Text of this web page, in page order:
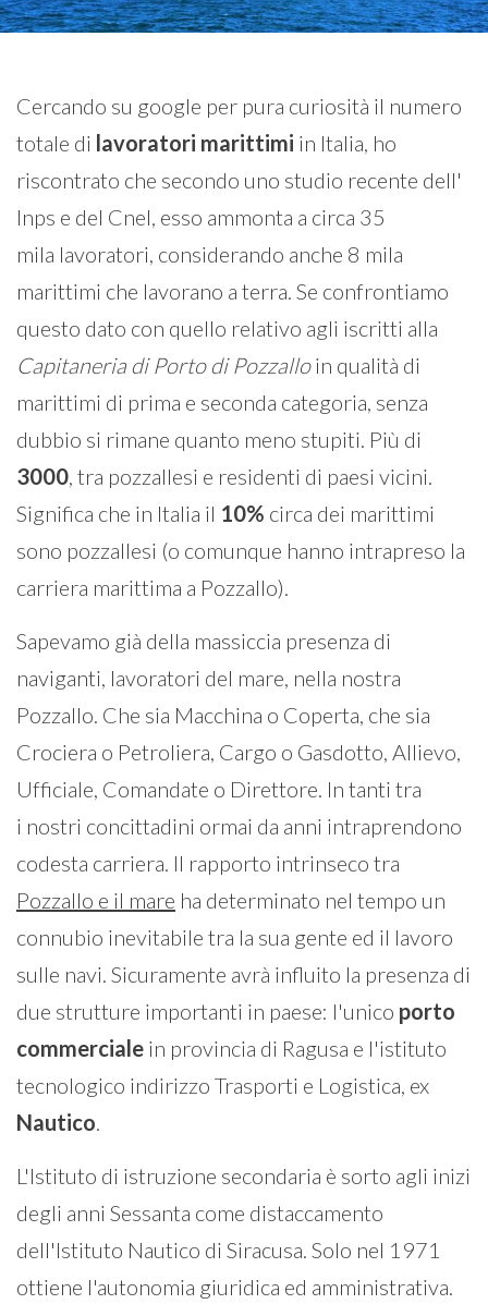
Cercando su google per pura curiosità il numero
totale di lavoratori marittimi in Italia, ho
riscontrato che secondo uno studio recente dell'
Inps e del Cnel, esso ammonta a circa 35
mila lavoratori, considerando anche 8 mila
marittimi che lavorano a terra. Se confrontiamo
questo dato con quello relativo agli iscritti alla
Capitaneria di Porto di Pozzalloin qualità di
marittimi di prima e seconda categoria, senza
dubbio si rimane quanto meno stupiti. Più di
3000, tra pozzallesi e residenti di paesi vicini.
Significa che in Italia il 10% circa dei marittimi
sono pozzallesi (o comunque hanno intrapreso la
carriera marittima a Pozzallo).
Sapevamo già della massiccia presenza di
naviganti, lavoratori del mare, nella nostra
Pozzallo. Che sia Macchina o Coperta, che sia
Crociera o Petroliera, Cargo o Gasdotto, Allievo,
Ufficiale, Comandate o Direttore. In tanti tra
i nostri concittadini ormai da anni intraprendono
codesta carriera. Il rapporto intrinseco tra
Pozzallo e il mare ha determinato nel tempo un
connubio inevitabile tra la sua gente ed il lavoro
sulle navi. Sicuramente avrà influito la presenza di
due strutture importanti in paese: l'unico porto
commerciale in provincia di Ragusa e l'istituto
tecnologico indirizzo Trasporti e Logistica, ex
Nautico.
L'Istituto di istruzione secondaria è sorto agli inizi
degli anni Sessanta come distaccamento
dell'Istituto Nautico di Siracusa. Solo nel 1971
ottiene l'autonomia giuridica ed amministrativa.